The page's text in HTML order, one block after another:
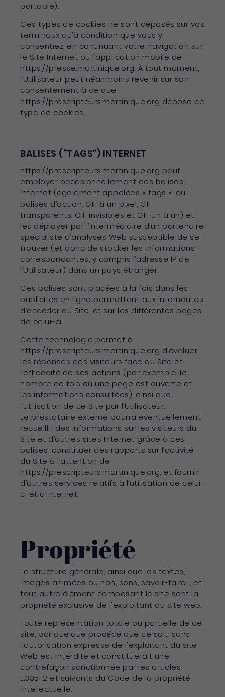
portable).
Ces types de cookies ne sont déposés sur vos
terminaux qu’à condition que vous y
consentiez, en continuant votre navigation sur
le Site Internet ou l’application mobile de
https://presse.martinique.org. À tout moment,
l’Utilisateur peut néanmoins revenir sur son
consentement à ce que
https://prescripteurs.martinique.org dépose ce
type de cookies.
BALISES (“TAGS”) INTERNET
https://prescripteurs.martinique.org peut
employer occasionnellement des balises
Internet (également appelées « tags », ou
balises d’action, GIF à un pixel, GIF
transparents, GIF invisibles et GIF un à un) et
les déployer par l’intermédiaire d’un partenaire
spécialiste d’analyses Web susceptible de se
trouver (et donc de stocker les informations
correspondantes, y compris l’adresse IP de
l’Utilisateur) dans un pays étranger.
Ces balises sont placées à la fois dans les
publicités en ligne permettant aux internautes
d’accéder au Site, et sur les différentes pages
de celui-ci.
Cette technologie permet à
https://prescripteurs.martinique.org d’évaluer
les réponses des visiteurs face au Site et
l’efficacité de ses actions (par exemple, le
nombre de fois où une page est ouverte et
les informations consultées), ainsi que
l’utilisation de ce Site par l’Utilisateur.
Le prestataire externe pourra éventuellement
recueillir des informations sur les visiteurs du
Site et d’autres sites Internet grâce à ces
balises, constituer des rapports sur l’activité
du Site à l’attention de
https://prescripteurs.martinique.org, et fournir
d’autres services relatifs à l’utilisation de celui-
ci et d’Internet.
Propriété
La structure générale, ainsi que les textes,
images animées ou non, sons, savoir-faire..., et
tout autre élément composant le site sont la
propriété exclusive de l'exploitant du site web.
Toute représentation totale ou partielle de ce
site, par quelque procédé que ce soit, sans
l'autorisation expresse de l'exploitant du site
Web est interdite et constituerait une
contrefaçon sanctionnée par les articles
L.335-2 et suivants du Code de la propriété
intellectuelle.